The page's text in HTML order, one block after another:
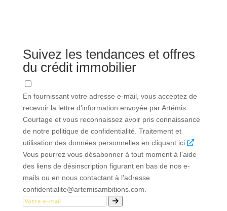
Suivez les tendances et offres
du crédit immobilier
En fournissant votre adresse e-mail, vous acceptez de
recevoir la lettre d'information envoyée par Artémis
Courtage et vous reconnaissez avoir pris connaissance
de notre politique de confidentialité. Traitement et
utilisation des données personnelles en cliquant ici
Vous pourrez vous désabonner à tout moment à l'aide
des liens de désinscription figurant en bas de nos e-
mails ou en nous contactant à l'adresse
confidentialite@artemisambitions.com.